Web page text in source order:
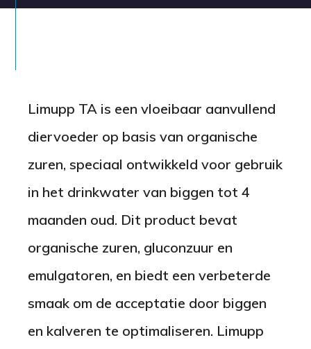
Contact
Vacatures
Nederlands Deutsch Español
Limupp TA is een vloeibaar aanvullend
diervoeder op basis van organische
zuren, speciaal ontwikkeld voor gebruik
in het drinkwater van biggen tot 4
maanden oud. Dit product bevat
organische zuren, gluconzuur en
emulgatoren, en biedt een verbeterde
smaak om de acceptatie door biggen
en kalveren te optimaliseren. Limupp